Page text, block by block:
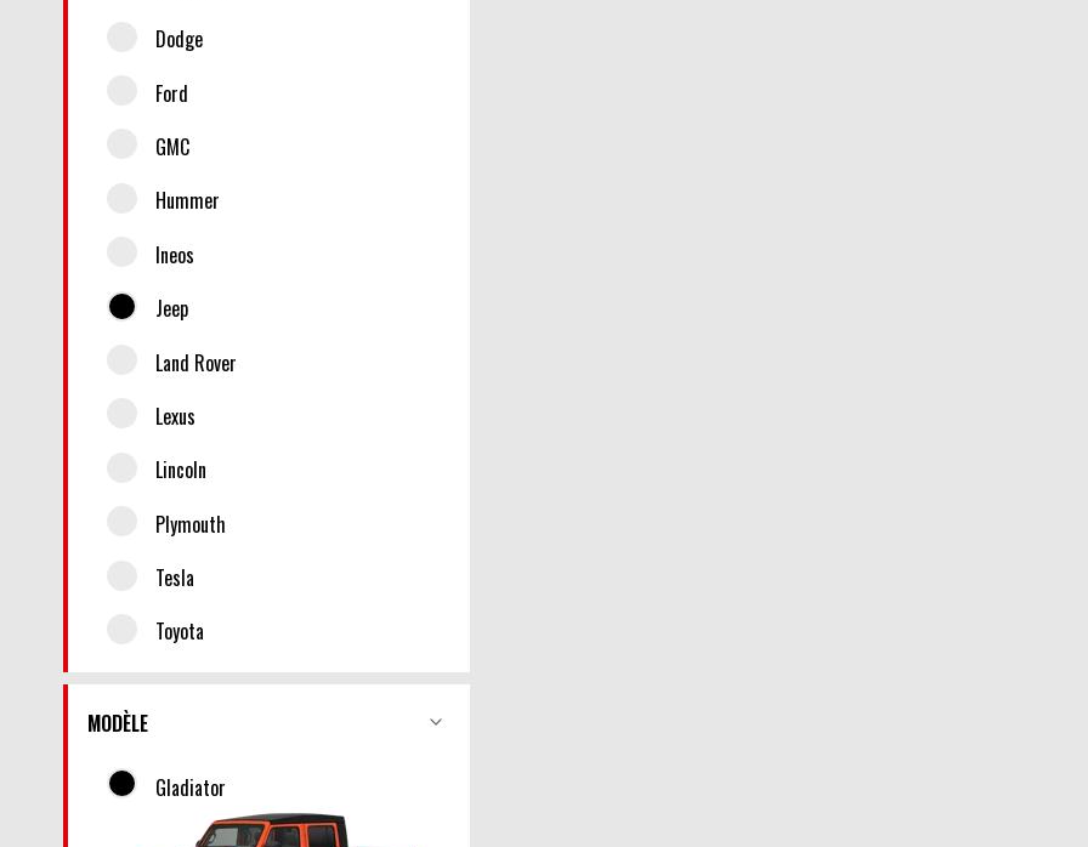
Dodge
Ford
GMC
Hummer
Ineos
Jeep
Land Rover
Lexus
Lincoln
Plymouth
Tesla
Toyota
MODÈLE
Gladiator